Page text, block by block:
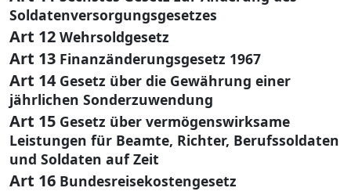
Soldatenversorgungsgesetzes
Art 12 Wehrsoldgesetz
Art 13 Finanzänderungsgesetz 1967
Art 14 Gesetz über die Gewährung einer
jährlichen Sonderzuwendung
Art 15 Gesetz über vermögenswirksame
Leistungen für Beamte, Richter, Berufssoldaten
und Soldaten auf Zeit
Art 16 Bundesreisekostengesetz